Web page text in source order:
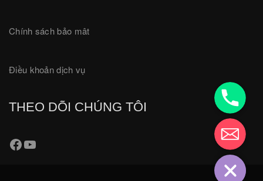
Chính sách bảo mât
Điều khoản dịch vụ
THEO DÕI CHÚNG TÔI
18001780